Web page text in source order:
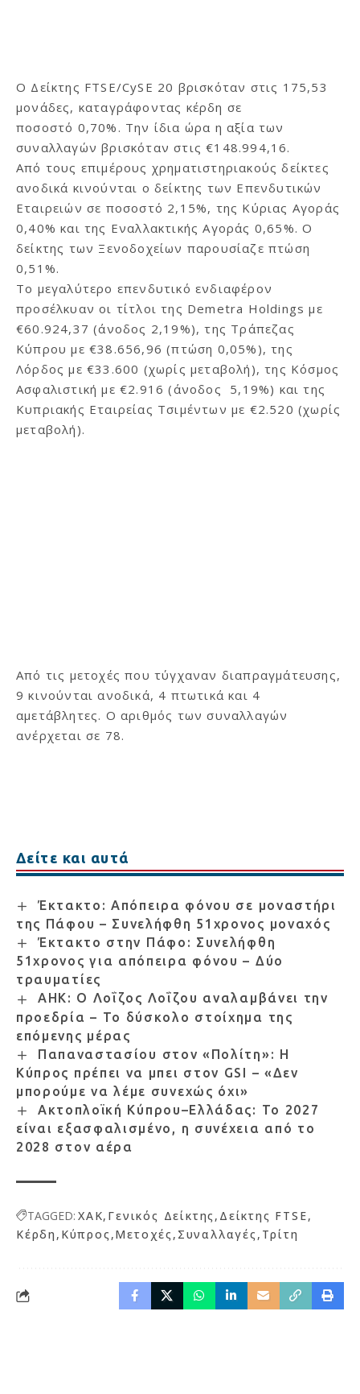
Ο Δείκτης FTSE/CySE 20 βρισκόταν στις 175,53
μονάδες, καταγράφοντας κέρδη σε
ποσοστό 0,70%. Την ίδια ώρα η αξία των
συναλλαγών βρισκόταν στις €148.994,16.
Από τους επιμέρους χρηματιστηριακούς δείκτες
ανοδικά κινούνται ο δείκτης των Επενδυτικών
Εταιρειών σε ποσοστό 2,15%, της Κύριας Αγοράς
0,40% και της Εναλλακτικής Αγοράς 0,65%. Ο
δείκτης των Ξενοδοχείων παρουσίαζε πτώση
0,51%.
Το μεγαλύτερο επενδυτικό ενδιαφέρον
προσέλκυαν οι τίτλοι της Demetra Holdings με
€60.924,37 (άνοδος 2,19%), της Τράπεζας
Κύπρου με €38.656,96 (πτώση 0,05%), της
Λόρδος με €33.600 (χωρίς μεταβολή), της Κόσμος
Ασφαλιστική με €2.916 (άνοδος 5,19%) και της
Κυπριακής Εταιρείας Τσιμέντων με €2.520 (χωρίς
μεταβολή).
Από τις μετοχές που τύγχαναν διαπραγμάτευσης,
9 κινούνται ανοδικά, 4 πτωτικά και 4
αμετάβλητες. Ο αριθμός των συναλλαγών
ανέρχεται σε 78.
Δείτε και αυτά
Έκτακτο: Απόπειρα φόνου σε μοναστήρι
της Πάφου – Συνελήφθη 51χρονος μοναχός
Έκτακτο στην Πάφο: Συνελήφθη
51χρονος για απόπειρα φόνου – Δύο
τραυματίες
ΑΗΚ: Ο Λοΐζος Λοΐζου αναλαμβάνει την
προεδρία – Το δύσκολο στοίχημα της
επόμενης μέρας
Παπαναστασίου στον «Πολίτη»: Η
Κύπρος πρέπει να μπει στον GSI – «Δεν
μπορούμε να λέμε συνεχώς όχι»
Ακτοπλοϊκή Κύπρου–Ελλάδας: Το 2027
είναι εξασφαλισμένο, η συνέχεια από το
2028 στον αέρα
TAGGED: XAK Γενικός Δείκτης Δείκτης FTSE
Κέρδη Κύπρος Μετοχές Συναλλαγές Τρίτη